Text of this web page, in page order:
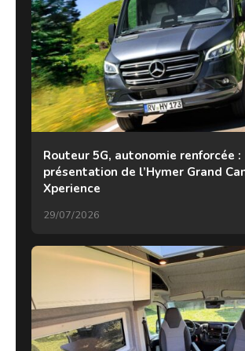
Routeur 5G, autonomie renforcée :
présentation de l’Hymer Grand
Xperience
29/07/2026